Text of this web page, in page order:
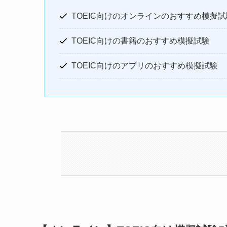
TOEIC向けのオンラインのおすすめ模擬
TOEIC向けの書籍のおすすめ模擬試験
TOEIC向けのアプリのおすすめ模擬試験